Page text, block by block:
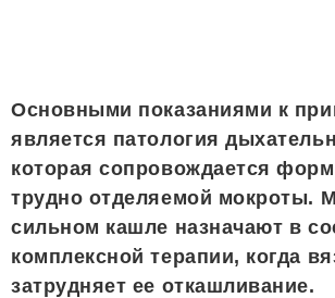
Основными показаниями к
является патология
которая сопровождается
трудно отделяемой мокроты.
сильном кашле назначают в
комплексной терапии, когда
затрудняет ее откашливание.